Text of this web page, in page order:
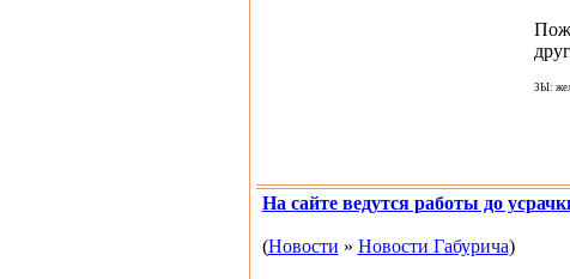
ЗЫ:
На сайте ведутся работы до
(Новости » Новости Габурича)